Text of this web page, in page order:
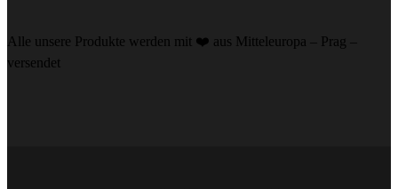
Alle unsere Produkte werden mit ❤️️ aus Mitteleuropa – Prag –
versendet